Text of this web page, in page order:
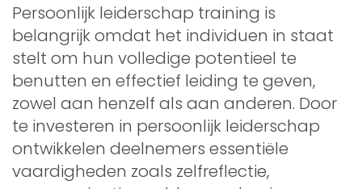
Persoonlijk leiderschap training is
belangrijk omdat het individuen in staat
stelt om hun volledige potentieel te
benutten en effectief leiding te geven,
zowel aan henzelf als aan anderen. Door
te investeren in persoonlijk leiderschap
ontwikkelen deelnemers essentiële
vaardigheden zoals zelfreflectie,